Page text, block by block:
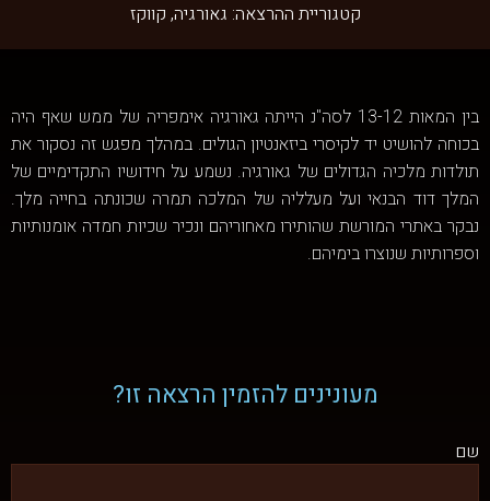
קטגוריית ההרצאה: גאורגיה, קווקז
בין המאות 13-12 לסה"נ הייתה גאורגיה אימפריה של ממש שאף היה
בכוחה להושיט יד לקיסרי ביזאנטיון הגולים. במהלך מפגש זה נסקור את
תולדות מלכיה הגדולים של גאורגיה. נשמע על חידושיו התקדימיים של
המלך דוד הבנאי ועל מעלליה של המלכה תמרה שכונתה בחייה מלך.
נבקר באתרי המורשת שהותירו מאחוריהם ונכיר שכיות חמדה אומנותיות
וספרותיות שנוצרו בימיהם.
מעונינים להזמין הרצאה זו?
שם